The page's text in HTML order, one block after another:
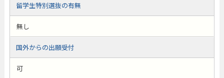
留学生特別選抜の有無
無し
国外からの出願受付
可